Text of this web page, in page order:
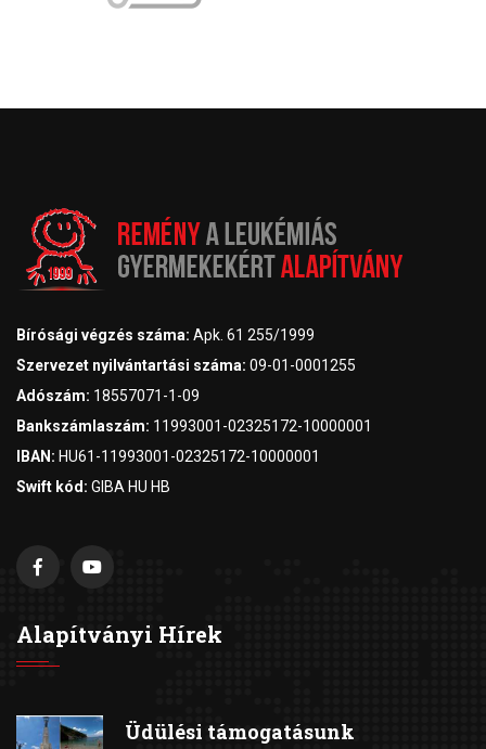
Bírósági végzés száma: Apk. 61 255/1999
Szervezet nyilvántartási száma: 09-01-0001255
Adószám: 18557071-1-09
Bankszámlaszám: 11993001-02325172-10000001
IBAN: HU61-11993001-02325172-10000001
Swift kód: GIBA HU HB
Alapítványi Hírek
Üdülési támogatásunk